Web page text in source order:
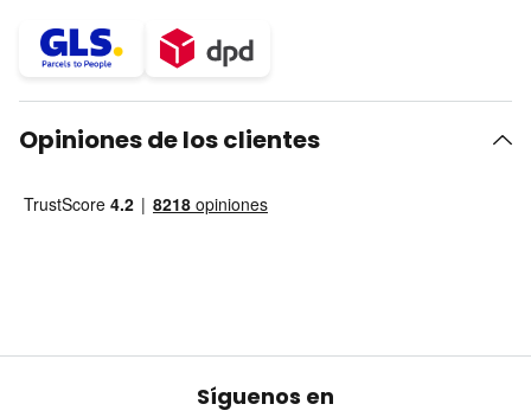
Opiniones de los clientes
Síguenos en